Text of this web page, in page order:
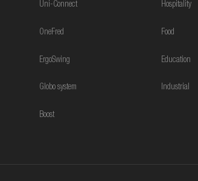
Uni-Connect
OneFred
ErgoSwing
Globo system
Boost
Hospitality
Food
Education
Industrial